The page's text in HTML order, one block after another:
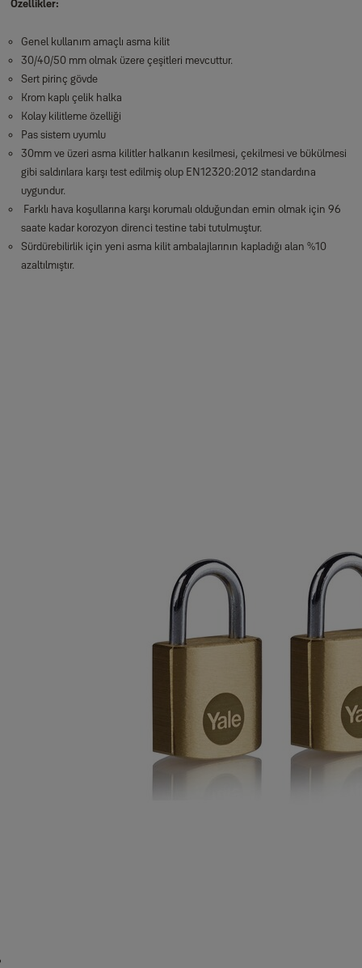
Özellikler:
Genel kullanım amaçlı asma kilit
30/40/50 mm olmak üzere çeşitleri mevcuttur.
Sert pirinç gövde
Krom kaplı çelik halka
Kolay kilitleme özelliği
Pas sistem uyumlu
30mm ve üzeri asma kilitler halkanın kesilmesi, çekilmesi ve bükülmesi
gibi saldırılara karşı test edilmiş olup EN12320:2012 standardına
uygundur.
Farklı hava koşullarına karşı korumalı olduğundan emin olmak için 96
saate kadar korozyon direnci testine tabi tutulmuştur.
Sürdürebilirlik için yeni asma kilit ambalajlarının kapladığı alan %10
azaltılmıştır.